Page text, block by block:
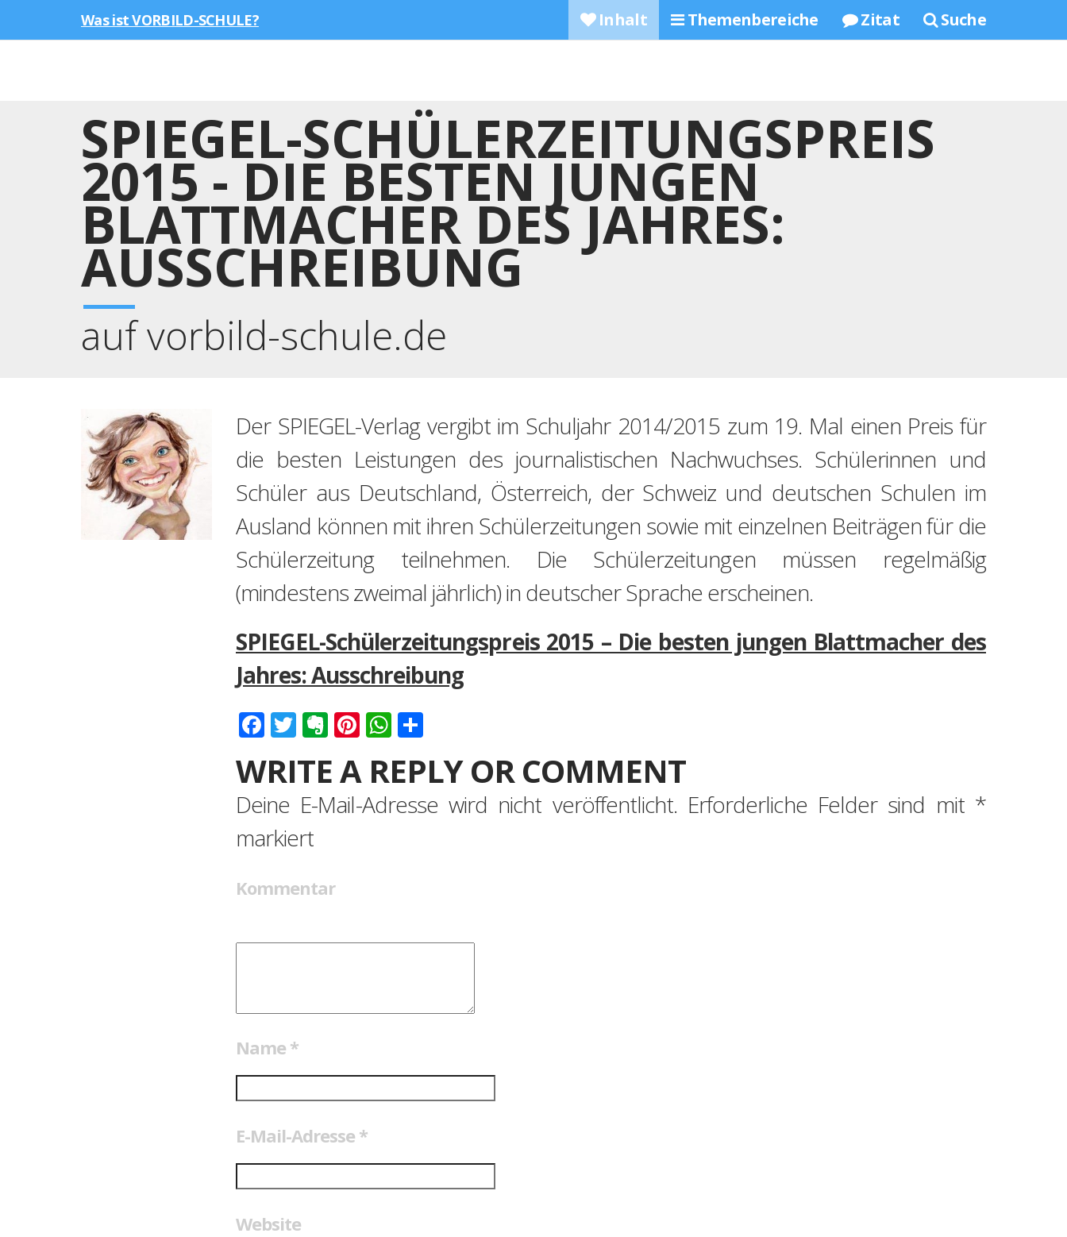
Was ist VORBILD-SCHULE? Inhalt Themenbereiche Zitat Suche
SPIEGEL-SCHÜLERZEITUNGSPREIS
2015 - DIE BESTEN JUNGEN
BLATTMACHER DES JAHRES:
AUSSCHREIBUNG
auf vorbild-schule.de
Der SPIEGEL-Verlag vergibt im Schuljahr 2014/2015 zum 19. Mal einen Preis für
die besten Leistungen des journalistischen Nachwuchses. Schülerinnen und
Schüler aus Deutschland, Österreich, der Schweiz und deutschen Schulen im
Ausland können mit ihren Schülerzeitungen sowie mit einzelnen Beiträgen für die
Schülerzeitung teilnehmen. Die Schülerzeitungen müssen regelmäßig
(mindestens zweimal jährlich) in deutscher Sprache erscheinen.
SPIEGEL-Schülerzeitungspreis 2015 – Die besten jungen Blattmacher des
Jahres: Ausschreibung
Facebook
Twitter
Evernote
Pinterest
WhatsApp
WRITE A REPLY OR COMMENT
Deine E-Mail-Adresse wird nicht veröffentlicht. Erforderliche Felder sind mit *
markiert
Kommentar
Name *
E-Mail-Adresse *
Website